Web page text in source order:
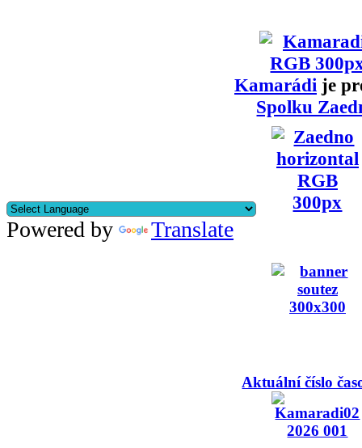
Kamarádi je
Spolku
Powered by Translate
Aktuální číslo